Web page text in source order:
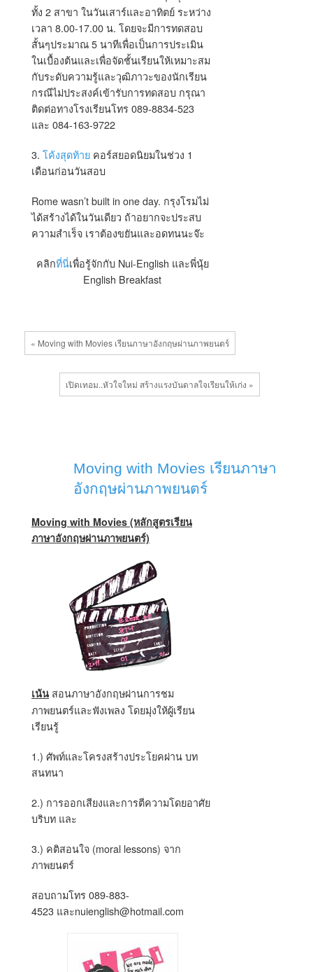
ทั้ง 2 สาขา ในวันเสาร์และอาทิตย์ ระหว่าง
เวลา 8.00-17.00 น. โดยจะมีการทดสอบ
สั้นๆประมาณ 5 นาทีเพื่อเป็นการประเมิน
ในเบื้องต้นและเพื่อจัดชั้นเรียนให้เหมาะสม
กับระดับความรู้และวุฒิภาวะของนักเรียน
กรณีไม่ประสงค์เข้ารับการทดสอบ กรุณา
ติดต่อทางโรงเรียนโทร 089-8834-523
และ 084-163-9722
3. โค้งสุดท้าย คอร์สยอดนิยมในช่วง 1
เดือนก่อนวันสอบ
Rome wasn’t built in one day. กรุงโรมไม่
ได้สร้างได้ในวันเดียว ถ้าอยากจะประสบ
ความสำเร็จ เราต้องขยันและอดทนนะจ๊ะ
คลิกที่นี่เพื่อรู้จักกับ Nui-English และพี่นุ้ย
English Breakfast
« Moving with Movies เรียนภาษาอังกฤษผ่านภาพยนตร์
เปิดเทอม..หัวใจใหม่ สร้างแรงบันดาลใจเรียนให้เก่ง »
Moving with Movies เรียนภาษา
อังกฤษผ่านภาพยนตร์
Moving with Movies (หลักสูตรเรียน
ภาษาอังกฤษผ่านภาพยนตร์)
เน้น สอนภาษาอังกฤษผ่านการชม
ภาพยนตร์และฟังเพลง โดยมุ่งให้ผู้เรียน
เรียนรู้
1.) ศัพท์และโครงสร้างประโยคผ่าน บท
สนทนา
2.) การออกเสียงและการตีความโดยอาศัย
บริบท และ
3.) คติสอนใจ (moral lessons) จาก
ภาพยนตร์
สอบถามโทร089-883-
4523 และnuienglish@hotmail.com